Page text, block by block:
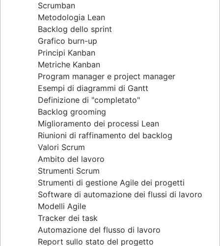
Scrumban
Metodologia Lean
Backlog dello sprint
Grafico burn-up
Principi Kanban
Metriche Kanban
Program manager e project manager
Esempi di diagrammi di Gantt
Definizione di "completato"
Backlog grooming
Miglioramento dei processi Lean
Riunioni di raffinamento del backlog
Valori Scrum
Ambito del lavoro
Strumenti Scrum
Strumenti di gestione Agile dei progetti
Software di automazione dei flussi di lavoro
Modelli Agile
Tracker dei task
Automazione del flusso di lavoro
Report sullo stato del progetto